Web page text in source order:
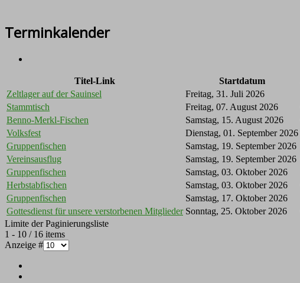
Terminkalender
Titel-Link Startdatum
Zeltlager auf der Sauinsel
Freitag, 31. Juli 2026
Stammtisch
Freitag, 07. August 2026
Benno-Merkl-Fischen
Samstag, 15. August 2026
Volksfest
Dienstag, 01. September 2026
Gruppenfischen
Samstag, 19. September 2026
Vereinsausflug
Samstag, 19. September 2026
Gruppenfischen
Samstag, 03. Oktober 2026
Herbstabfischen
Samstag, 03. Oktober 2026
Gruppenfischen
Samstag, 17. Oktober 2026
Gottesdienst für unsere verstorbenen Mitglieder Sonntag, 25. Oktober 2026
Limite der Paginierungsliste
1 - 10 / 16 items
Anzeige #